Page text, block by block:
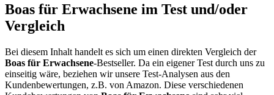
Boas für Erwachsene im Test und/oder
Vergleich
Bei diesem Inhalt handelt es sich um einen direkten Vergleich der
Boas für Erwachsene-Bestseller. Da ein eigener Test durch uns zu
einseitig wäre, beziehen wir unsere Test-Analysen aus den
Kundenbewertungen, z.B. von Amazon. Diese verschiedenen